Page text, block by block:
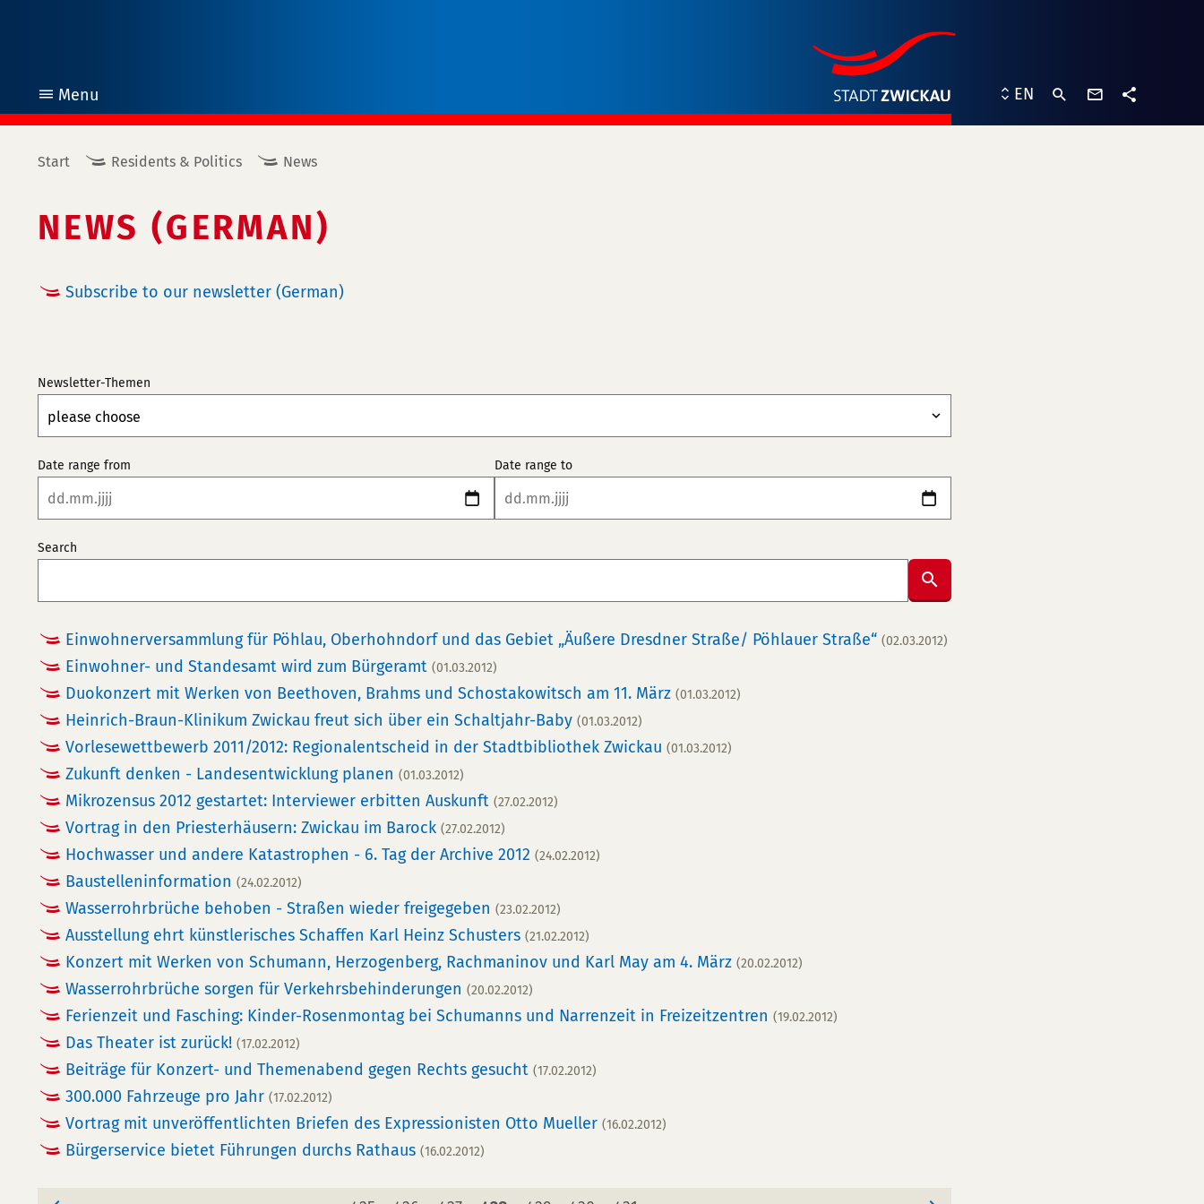
Menu
open
EN
contact
Start Residents & Politics News
NEWS (GERMAN)
Subscribe to our newsletter (German)
Newsletter-Themen
Date range from Date range to
Search
Submit
Einwohnerversammlung für Pöhlau, Oberhohndorf und das Gebiet „Äußere Dresdner Straße/ Pöhlauer Straße“ (02.03.2012)
Einwohner- und Standesamt wird zum Bürgeramt (01.03.2012)
Duokonzert mit Werken von Beethoven, Brahms und Schostakowitsch am 11. März (01.03.2012)
Heinrich-Braun-Klinikum Zwickau freut sich über ein Schaltjahr-Baby (01.03.2012)
Vorlesewettbewerb 2011/2012: Regionalentscheid in der Stadtbibliothek Zwickau (01.03.2012)
Zukunft denken - Landesentwicklung planen (01.03.2012)
Mikrozensus 2012 gestartet: Interviewer erbitten Auskunft (27.02.2012)
Vortrag in den Priesterhäusern: Zwickau im Barock (27.02.2012)
Hochwasser und andere Katastrophen - 6. Tag der Archive 2012 (24.02.2012)
Baustelleninformation (24.02.2012)
Wasserrohrbrüche behoben - Straßen wieder freigegeben (23.02.2012)
Ausstellung ehrt künstlerisches Schaffen Karl Heinz Schusters (21.02.2012)
Konzert mit Werken von Schumann, Herzogenberg, Rachmaninov und Karl May am 4. März (20.02.2012)
Wasserrohrbrüche sorgen für Verkehrsbehinderungen (20.02.2012)
Ferienzeit und Fasching: Kinder-Rosenmontag bei Schumanns und Narrenzeit in Freizeitzentren (19.02.2012)
Das Theater ist zurück! (17.02.2012)
Beiträge für Konzert- und Themenabend gegen Rechts gesucht (17.02.2012)
300.000 Fahrzeuge pro Jahr (17.02.2012)
Vortrag mit unveröffentlichten Briefen des Expressionisten Otto Mueller (16.02.2012)
Bürgerservice bietet Führungen durchs Rathaus (16.02.2012)